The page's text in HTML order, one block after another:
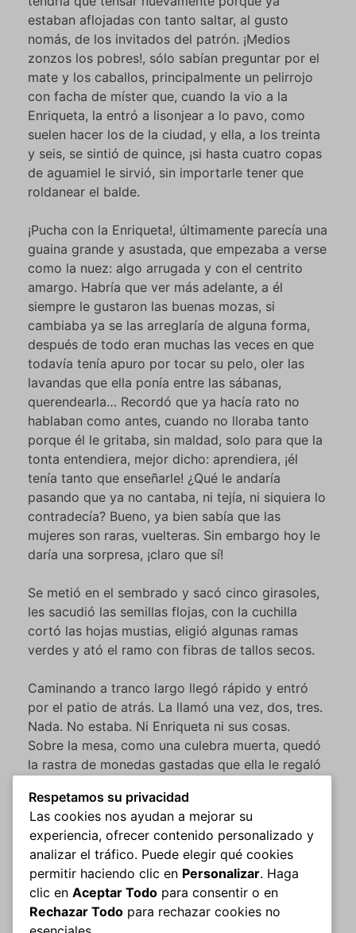
estaban aflojadas con tanto saltar, al gusto
nomás, de los invitados del patrón. ¡Medios
zonzos los pobres!, sólo sabían preguntar por el
mate y los caballos, principalmente un pelirrojo
con facha de míster que, cuando la vio a la
Enriqueta, la entró a lisonjear a lo pavo, como
suelen hacer los de la ciudad, y ella, a los treinta
y seis, se sintió de quince, ¡si hasta cuatro copas
de aguamiel le sirvió, sin importarle tener que
roldanear el balde.
¡Pucha con la Enriqueta!, últimamente parecía una
guaina grande y asustada, que empezaba a verse
como la nuez: algo arrugada y con el centrito
amargo. Habría que ver más adelante, a él
siempre le gustaron las buenas mozas, si
cambiaba ya se las arreglaría de alguna forma,
después de todo eran muchas las veces en que
todavía tenía apuro por tocar su pelo, oler las
lavandas que ella ponía entre las sábanas,
querendearla… Recordó que ya hacía rato no
hablaban como antes, cuando no lloraba tanto
porque él le gritaba, sin maldad, solo para que la
tonta entendiera, mejor dicho: aprendiera, ¡él
tenía tanto que enseñarle! ¿Qué le andaría
pasando que ya no cantaba, ni tejía, ni siquiera lo
contradecía? Bueno, ya bien sabía que las
mujeres son raras, vuelteras. Sin embargo hoy le
daría una sorpresa, ¡claro que sí!
Se metió en el sembrado y sacó cinco girasoles,
les sacudió las semillas flojas, con la cuchilla
cortó las hojas mustias, eligió algunas ramas
verdes y ató el ramo con fibras de tallos secos.
Caminando a tranco largo llegó rápido y entró
por el patio de atrás. La llamó una vez, dos, tres.
Nada. No estaba. Ni Enriqueta ni sus cosas.
Sobre la mesa, como una culebra muerta, quedó
la rastra de monedas gastadas que ella le regaló
años? ¿cuatro? No, cinco. «Cinco años y no te
aguanto más: chau», había escrito la desgraciada
en un papel cualquiera (siempre tan
desordenada), ¿dónde vio él, antes, ese papel?
¡Ah!…era una hoja de la libreta grande, negra,
toda llenita de fechas, en donde se la pasaba
anotando cosas el míster ese que ¡casualmente!
Respetamos su privacidad
Las cookies nos ayudan a mejorar su
experiencia, ofrecer contenido personalizado y
analizar el tráfico. Puede elegir qué cookies
permitir haciendo clic en Personalizar. Haga
clic en Aceptar Todo para consentir o en
Rechazar Todo para rechazar cookies no